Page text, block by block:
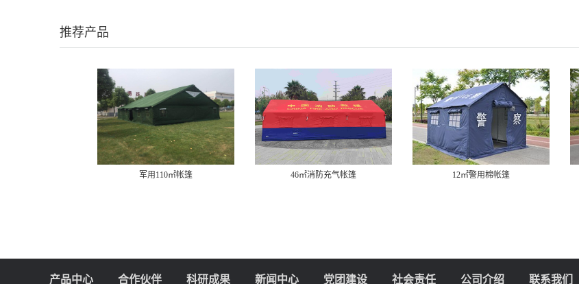
推荐产品
军用110㎡帐篷 46㎡消防充气帐篷 12㎡警用棉帐篷
产品中心 合作伙伴 科研成果 新闻中心 党团建设 社会责任 公司介绍 联系我们